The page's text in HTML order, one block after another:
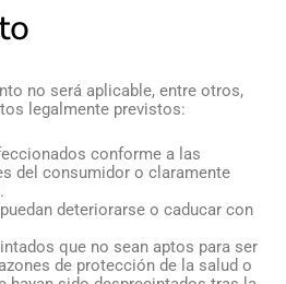
no será aplicable, entre otros,
legalmente previstos:
conforme a las
del consumidor o claramente
deteriorarse o caducar con
que no sean aptos para ser
de protección de la salud o